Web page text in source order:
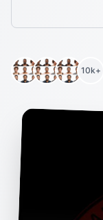
10k+